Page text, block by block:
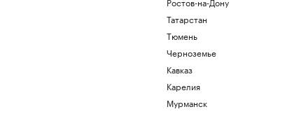
Татарстан
Тюмень
Черноземье
Кавказ
Карелия
Мурманск